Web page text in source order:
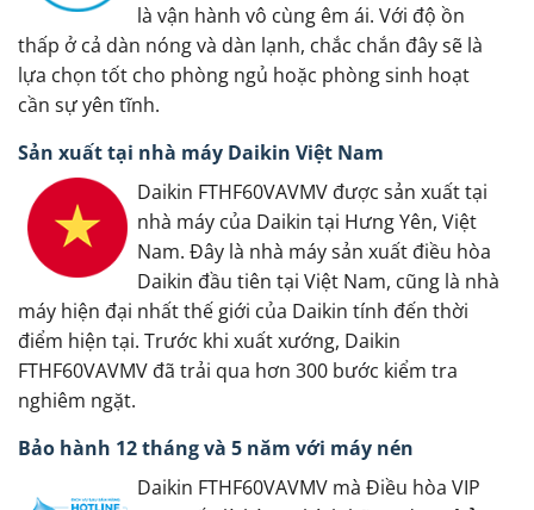
là vận hành vô cùng êm ái. Với độ ồn
thấp ở cả dàn nóng và dàn lạnh, chắc chắn đây sẽ là
lựa chọn tốt cho phòng ngủ hoặc phòng sinh hoạt
cần sự yên tĩnh.
Sản xuất tại nhà máy Daikin Việt Nam
Daikin FTHF60VAVMV được sản xuất tại
nhà máy của Daikin tại Hưng Yên, Việt
Nam. Đây là nhà máy sản xuất điều hòa
Daikin đầu tiên tại Việt Nam, cũng là nhà
máy hiện đại nhất thế giới của Daikin tính đến thời
điểm hiện tại. Trước khi xuất xướng, Daikin
FTHF60VAVMV đã trải qua hơn 300 bước kiểm tra
nghiêm ngặt.
Bảo hành 12 tháng và 5 năm với máy nén
Daikin FTHF60VAVMV mà Điều hòa VIP